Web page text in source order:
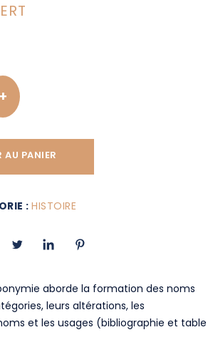
AU PANIER
:HISTOIRE
aborde la formation des noms
leurs altérations, les
et les usages (bibliographie et table